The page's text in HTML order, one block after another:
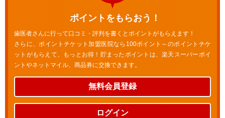
ポイントをもらおう！
歯医者さんに行って口コミ・評判を書くとポイントがもらえます！
さらに、ポイントチケット加盟医院なら100ポイント～のポイントチケ
ットがもらえて、もっとお得！貯まったポイントは、楽天スーパーポイ
ントやネットマイル、商品券に交換できます。
無料会員登録
ログイン